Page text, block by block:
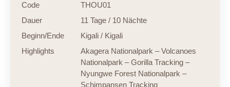
Code
THOU01
Dauer
11 Tage / 10 Nächte
Beginn/Ende
Kigali / Kigali
Highlights
Akagera Nationalpark – Volcanoes
Nationalpark – Gorilla Tracking –
Nyungwe Forest Nationalpark –
Schimpansen Tracking